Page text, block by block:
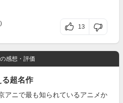
13
感想・評価
る超名作
アニで最も知られているアニメか